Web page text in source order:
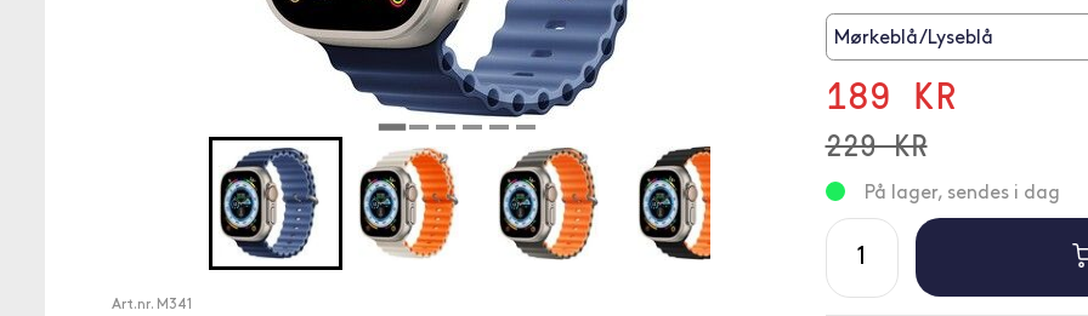
Art.nr. M341
Mørkeblå/Lyseblå
189 KR
229 KR
På lager, sendes i dag